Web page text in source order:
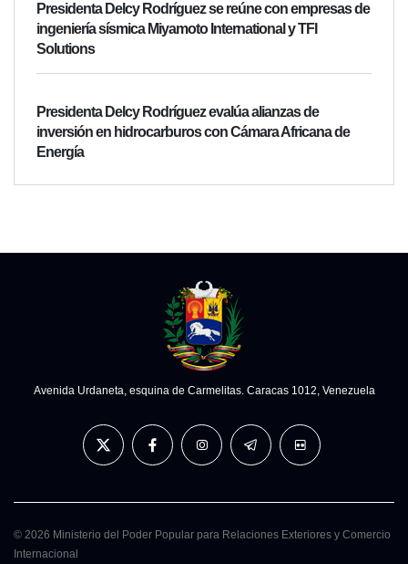
Presidenta Delcy Rodríguez se reúne con empresas de
ingeniería sísmica Miyamoto International y TFI
Solutions
Presidenta Delcy Rodríguez evalúa alianzas de
inversión en hidrocarburos con Cámara Africana de
Energía
Avenida Urdaneta, esquina de Carmelitas. Caracas 1012, Venezuela
© 2026 Ministerio del Poder Popular para Relaciones Exteriores y Comercio
Internacional